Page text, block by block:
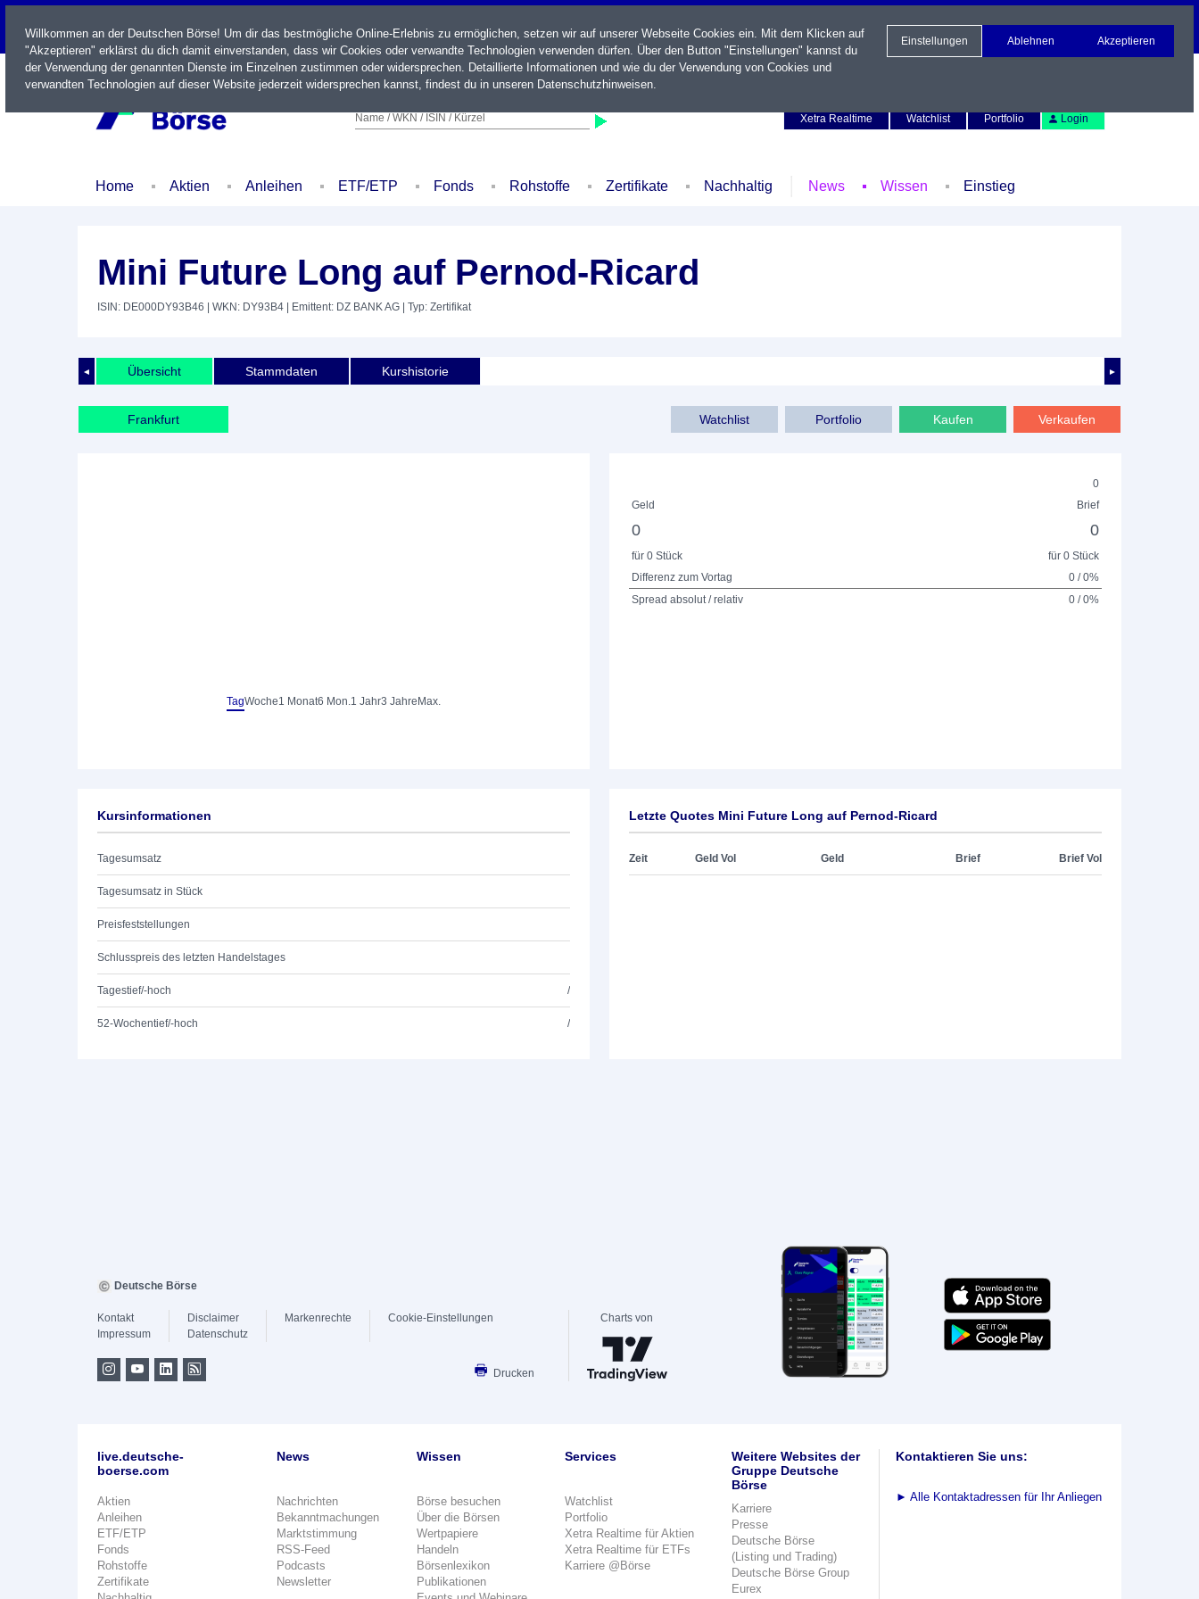
LIVE
Name / WKN / ISIN / Kürzel
Xetra Realtime
Watchlist Portfolio Login
Home Aktien Anleihen ETF/ETP Fonds Rohstoffe Zertifikate Nachhaltig News Wissen Einstieg
Mini Future Long auf Pernod-Ricard
ISIN: DE000DY93B46 | WKN: DY93B4 | Emittent: DZ BANK AG | Typ: Zertifikat
◄ ►
Übersicht Stammdaten Kurshistorie
Frankfurt Verkaufen
Kaufen
Portfolio
Watchlist
TagWoche1 Monat6 Mon.1 Jahr3 Jahre Max.
0
Geld
Brief
0 0
für 0 Stück
für 0 Stück
Differenz zum Vortag
0 / 0%
Spread absolut / relativ
0 / 0%
Kursinformationen
Tagesumsatz
Tagesumsatz in Stück
Preisfeststellungen
Schlusspreis des letzten Handelstages
Tagestief/-hoch /
52-Wochentief/-hoch /
Letzte Quotes Mini Future Long auf Pernod-Ricard
Zeit Geld Vol Geld Brief Brief Vol
Willkommen an der Deutschen Börse! Um dir das bestmögliche Online-Erlebnis zu ermöglichen, setzen wir auf unserer Webseite Cookies ein. Mit dem Klicken auf
"Akzeptieren" erklärst du dich damit einverstanden, dass wir Cookies oder verwandte Technologien verwenden dürfen. Über den Button "Einstellungen" kannst du
der Verwendung der genannten Dienste im Einzelnen zustimmen oder widersprechen. Detaillierte Informationen und wie du der Verwendung von Cookies und
verwandten Technologien auf dieser Website jederzeit widersprechen kannst, findest du in unseren Datenschutzhinweisen.
Einstellungen Ablehnen Akzeptieren
Deutsche Börse
Kontakt
Impressum
Disclaimer
Datenschutz
Markenrechte Cookie-Einstellungen
Drucken
Charts von
live.deutsche-
boerse.com
Aktien
Anleihen
ETF/ETP
Fonds
Rohstoffe
Zertifikate
News
Nachrichten
Bekanntmachungen
Marktstimmung
RSS-Feed
Podcasts
Newsletter
Wissen
Börse besuchen
Über die Börsen
Wertpapiere
Handeln
Börsenlexikon
Publikationen
Services
Watchlist
Portfolio
Xetra Realtime für Aktien
Xetra Realtime für ETFs
Karriere @Börse
Weitere Websites der
Gruppe Deutsche
Börse
Karriere
Presse
Deutsche Börse
(Listing und Trading)
Deutsche Börse Group
Eurex
Kontaktieren Sie uns:
► Alle Kontaktadressen für Ihr Anliegen